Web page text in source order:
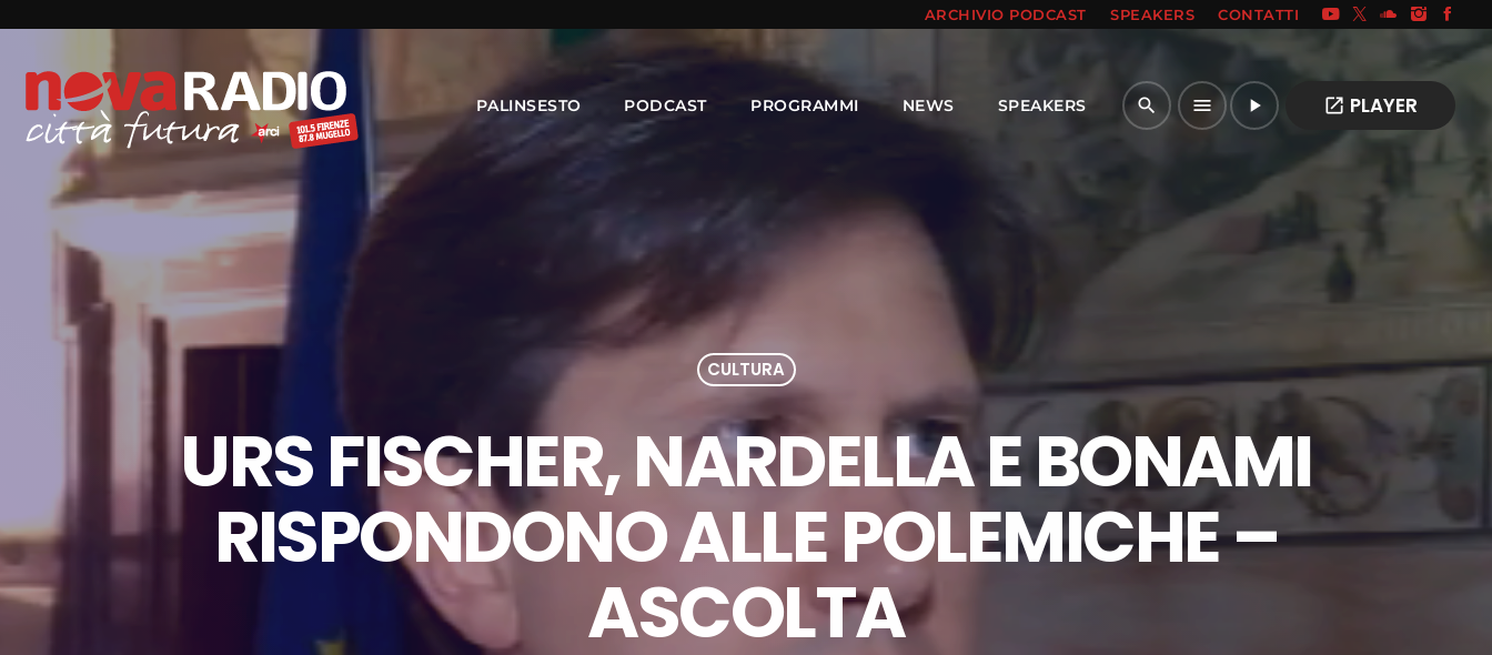
ARCHIVIO PODCAST SPEAKERS CONTATTI
PALINSESTO PODCAST PROGRAMMI NEWS SPEAKERS search menu play_arrow open_in_new PLAYER
CULTURA
URS FISCHER, NARDELLA E BONAMI
RISPONDONO ALLE POLEMICHE –
ASCOLTA